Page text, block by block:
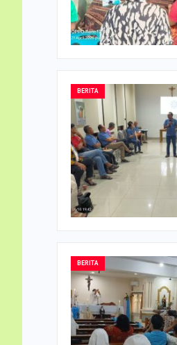
BERITA
BERITA